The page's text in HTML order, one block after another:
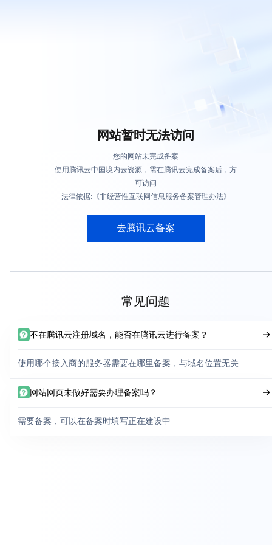
网站暂时无法访问
您的网站未完成备案
使用腾讯云中国境内云资源，需在腾讯云完成备案后，方
可访问
法律依据:《非经营性互联网信息服务备案管理办法》
去腾讯云备案
常见问题
不在腾讯云注册域名，能否在腾讯云进行备案？
使用哪个接入商的服务器需要在哪里备案，与域名位置无关
网站网页未做好需要办理备案吗？
需要备案，可以在备案时填写正在建设中